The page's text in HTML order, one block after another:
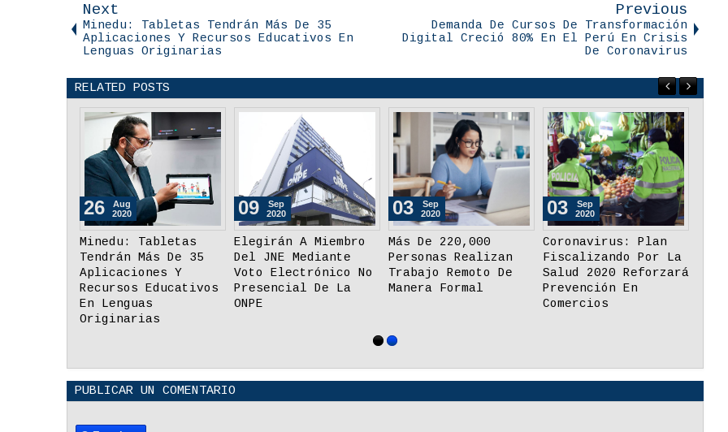
Next
Minedu: Tabletas Tendrán Más De 35
Aplicaciones Y Recursos Educativos En
Lenguas Originarias
Previous
Demanda De Cursos De Transformación
Digital Creció 80% En El Perú En Crisis
De Coronavirus
RELATED POSTS
¿Cuáles Deben Ser
Las Prioridades Para
Cerrar La Brecha
Educativa Digital En
El Perú?
03
Sep
2020
Minedu: Tabletas
Tendrán Más De 35
Aplicaciones Y
Recursos Educativos
En Lenguas
26
Aug
2020
Elegirán A Miembro
Del JNE Mediante
Voto Electrónico No
Presencial De La
09
Sep
2020
Más De 220,000
Personas Realizan
Trabajo Remoto De
Manera Formal
03
Sep
2020
PUBLICAR UN COMENTARIO